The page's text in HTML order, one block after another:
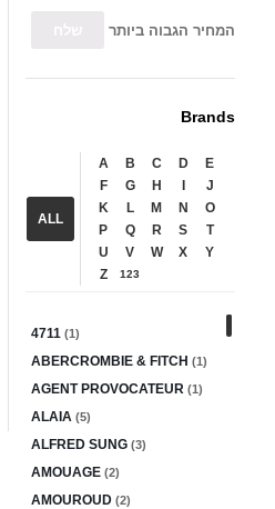
המחיר הגבוה ביותר
Brands
ALL
A B C D
E
F
G H
J
K
L M N
O
P
Q R S
T
U
V W X
Y
Z
123
4711 (1)
ABERCROMBIE & FITCH (1)
AGENT PROVOCATEUR (1)
ALAIA (5)
ALFRED SUNG (3)
AMOUAGE (2)
AMOUROUD (2)